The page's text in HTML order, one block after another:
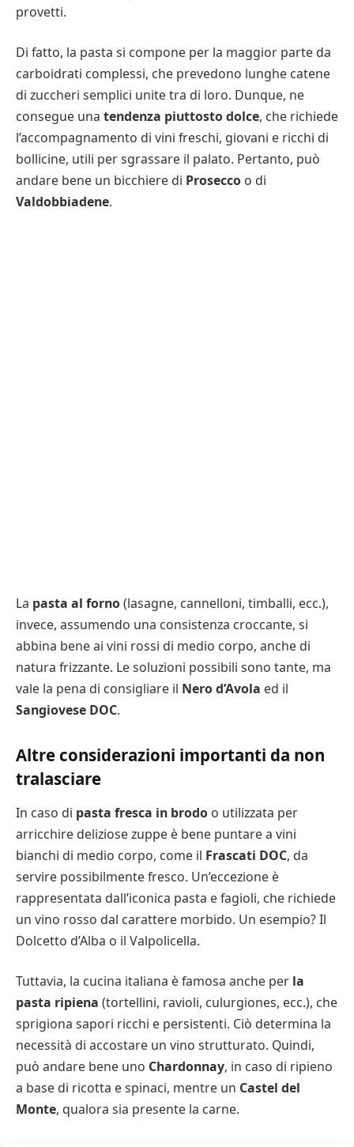
provetti.
Di fatto, la pasta si compone per la maggior parte da
carboidrati complessi, che prevedono lunghe catene
di zuccheri semplici unite tra di loro. Dunque, ne
consegue una tendenza piuttosto dolce, che richiede
l’accompagnamento di vini freschi, giovani e ricchi di
bollicine, utili per sgrassare il palato. Pertanto, può
andare bene un bicchiere di Prosecco o di
Valdobbiadene.
La pasta al forno(lasagne, cannelloni, timballi, ecc.),
invece, assumendo una consistenza croccante, si
abbina bene ai vini rossi di medio corpo, anche di
natura frizzante. Le soluzioni possibili sono tante, ma
vale la pena di consigliare il Nero d’Avola ed il
Sangiovese DOC.
Altre considerazioni importanti da non
tralasciare
In caso di pasta fresca in brodo o utilizzata per
arricchire deliziose zuppe è bene puntare a vini
bianchi di medio corpo, come il Frascati DOC, da
servire possibilmente fresco. Un’eccezione è
rappresentata dall’iconica pasta e fagioli, che richiede
un vino rosso dal carattere morbido. Un esempio? Il
Dolcetto d’Alba o il Valpolicella.
Tuttavia, la cucina italiana è famosa anche per la
pasta ripiena (tortellini, ravioli, culurgiones, ecc.), che
sprigiona sapori ricchi e persistenti. Ciò determina la
necessità di accostare un vino strutturato. Quindi,
può andare bene uno Chardonnay, in caso di ripieno
a base di ricotta e spinaci, mentre un Castel del
Monte, qualora sia presente la carne.